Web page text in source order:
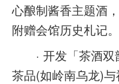
心酿制酱香主题酒
附赠会馆历史札记。
· 开发「茶酒双
茶品(如岭南乌龙)